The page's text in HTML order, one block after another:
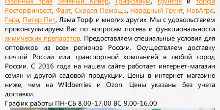
Росторфинвест Фарт, Скорая Помощь Народный Грунт, НовАгро
Гера Питер Пит , Лама Торф и многих других. Мы с удовольствием
проконсультируем Вас по вопросам посева и функциональности
химических препаратов. Предоставляем специальные условия для
оптовиков из всех регионов России. Осуществляем доставку
почтой России или транспортной компанией в любой город
России. С 2016 года на нашем сайте работает интернет-магазин
семян и другой садовой продукции. Цены в интернет магазине
ниже, чем на Wildberries и Ozon. Цены указаны без учета
доставки.
График работы ПН-СБ 8,00-17,00 ВС 9,00-16,00